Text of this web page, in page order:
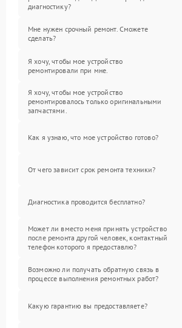
диагностику?
Мне нужен срочный ремонт. Сможете
сделать?
Я хочу, чтобы мое устройство
ремонтировали при мне.
Я хочу, чтобы мое устройство
ремонтировалось только оригинальными
запчастями.
Как я узнаю, что мое устройство готово?
От чего зависит срок ремонта техники?
Диагностика проводится бесплатно?
Может ли вместо меня принять устройство
после ремонта другой человек, контактный
телефон которого я предоставлю?
Возможно ли получать обратную связь в
процессе выполнения ремонтных работ?
Какую гарантию вы предоставляете?